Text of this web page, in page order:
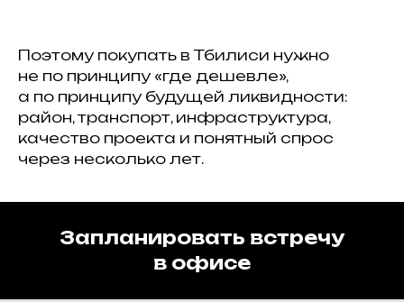
Поэтому покупать в Тбилиси нужно
не по принципу «где дешевле»,
а по принципу будущей ликвидности:
район, транспорт, инфраструктура,
качество проекта и понятный спрос
через несколько лет.
Запланировать встречу
в офисе